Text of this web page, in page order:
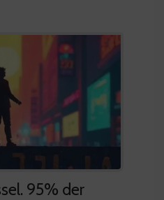
95% der